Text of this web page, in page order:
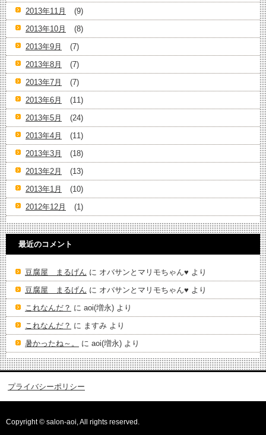
2013年11月
(9)
2013年10月
(8)
2013年9月
(7)
2013年8月
(7)
2013年7月
(7)
2013年6月
(11)
2013年5月
(24)
2013年4月
(11)
2013年3月
(18)
2013年2月
(13)
2013年1月
(10)
2012年12月
(1)
最近のコメント
豆腐屋 まるげん に オバサンとマリモちゃん♥️ より
豆腐屋 まるげん に オバサンとマリモちゃん♥️ より
これなんだ？ に aoi(増永) より
これなんだ？ に ますみ より
暑かったね～。
に aoi(増永) より
プライバシーポリシー
Copyright © salon-aoi, All rights reserved.